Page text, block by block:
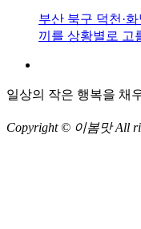
부산 북구 덕천·
끼를 상황별로 고
일상의 작은 행복을 채
Copyright © 이봄맛 All